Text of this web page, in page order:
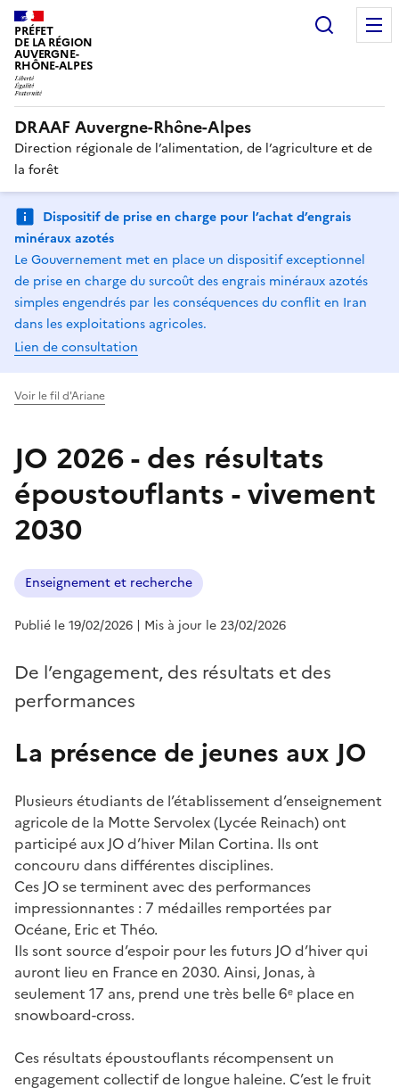
PRÉFET
DE LA RÉGION
AUVERGNE-
RHÔNE-ALPES
DRAAF Auvergne-Rhône-Alpes
Direction régionale de l’alimentation, de l’agriculture et de
la forêt
Dispositif de prise en charge pour l’achat d’engrais
minéraux azotés
Le Gouvernement met en place un dispositif exceptionnel
de prise en charge du surcoût des engrais minéraux azotés
simples engendrés par les conséquences du conflit en Iran
dans les exploitations agricoles.
Lien de consultation
Voir le fil d'Ariane
JO 2026 - des résultats
époustouflants - vivement
2030
Enseignement et recherche
Publié le 19/02/2026 | Mis à jour le 23/02/2026
De l’engagement, des résultats et des
performances
La présence de jeunes aux JO
Plusieurs étudiants de l’établissement d’enseignement
agricole de la Motte Servolex (Lycée Reinach) ont
participé aux JO d’hiver Milan Cortina. Ils ont
concouru dans différentes disciplines.
Ces JO se terminent avec des performances
impressionnantes : 7 médailles remportées par
Océane, Eric et Théo.
Ils sont source d’espoir pour les futurs JO d’hiver qui
auront lieu en France en 2030. Ainsi, Jonas, à
seulement 17 ans, prend une très belle 6ᵉ place en
snowboard-cross.
Ces résultats époustouflants récompensent un
engagement collectif de longue haleine. C’est le fruit